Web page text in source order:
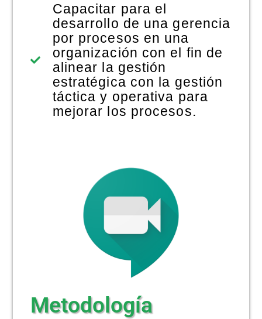
Capacitar para el
desarrollo de una gerencia
por procesos en una
organización con el fin de
alinear la gestión
estratégica con la gestión
táctica y operativa para
mejorar los procesos.
Metodología